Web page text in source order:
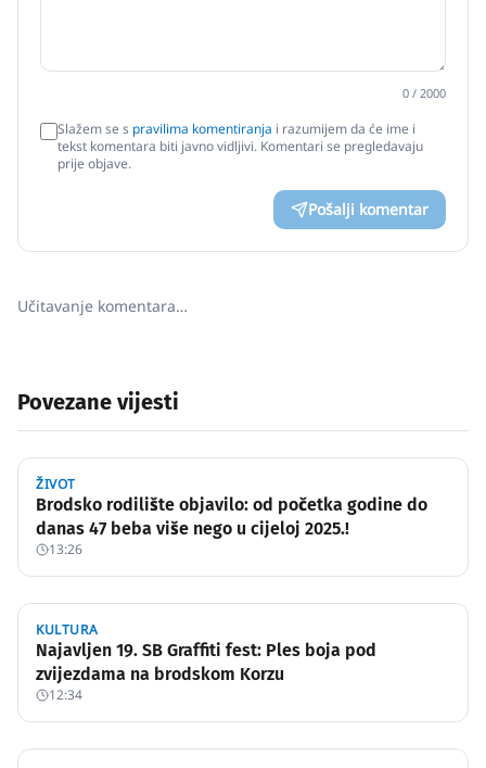
0 / 2000
Slažem se s pravilima komentiranja i razumijem da će ime i
tekst komentara biti javno vidljivi. Komentari se pregledavaju
prije objave.
Pošalji komentar
Učitavanje komentara…
Povezane vijesti
ŽIVOT
Brodsko rodilište objavilo: od početka godine do
danas 47 beba više nego u cijeloj 2025.!
13:26
KULTURA
Najavljen 19. SB Graffiti fest: Ples boja pod
zvijezdama na brodskom Korzu
12:34